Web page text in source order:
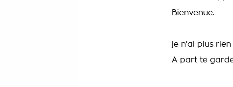
Bienvenue.
je n'ai plus
A part te